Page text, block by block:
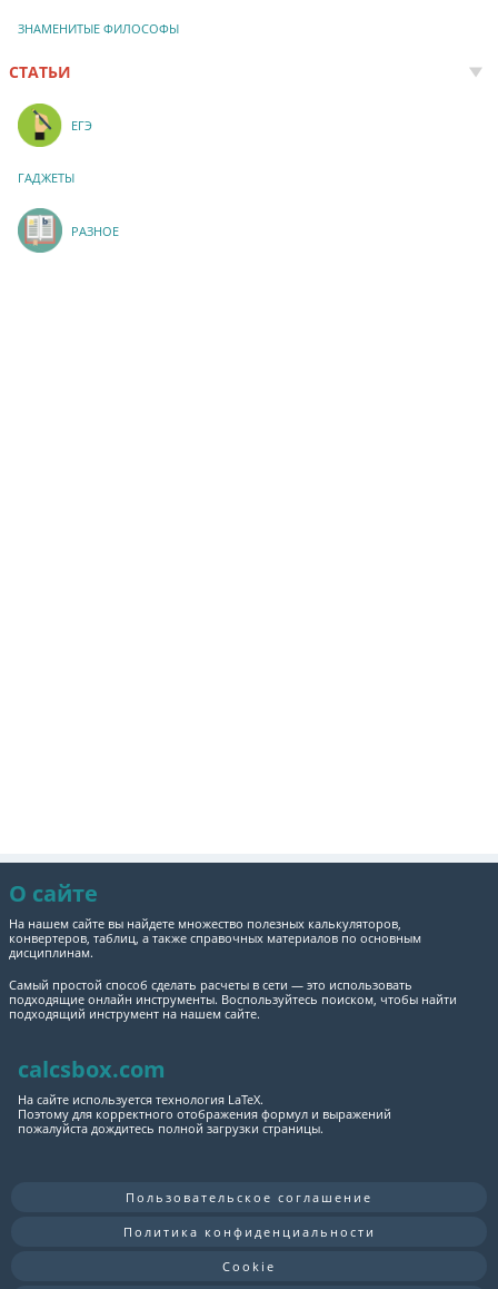
ЗНАМЕНИТЫЕ ФИЛОСОФЫ
СТАТЬИ
ЕГЭ
ГАДЖЕТЫ
РАЗНОЕ
О сайте
На нашем сайте вы найдете множество полезных калькуляторов,
конвертеров, таблиц, а также справочных материалов по основным
дисциплинам.
Самый простой способ сделать расчеты в сети — это использовать
подходящие онлайн инструменты. Воспользуйтесь поиском, чтобы найти
подходящий инструмент на нашем сайте.
calcsbox.com
На сайте используется технология LaTeX.
Поэтому для корректного отображения формул и выражений
пожалуйста дождитесь полной загрузки страницы.
Пользовательское соглашение
Политика конфиденциальности
Cookie